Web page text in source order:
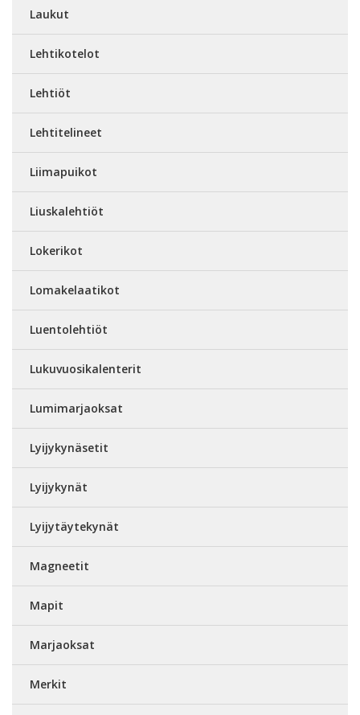
Laukut
Lehtikotelot
Lehtiöt
Lehtitelineet
Liimapuikot
Liuskalehtiöt
Lokerikot
Lomakelaatikot
Luentolehtiöt
Lukuvuosikalenterit
Lumimarjaoksat
Lyijykynäsetit
Lyijykynät
Lyijytäytekynät
Magneetit
Mapit
Marjaoksat
Merkit